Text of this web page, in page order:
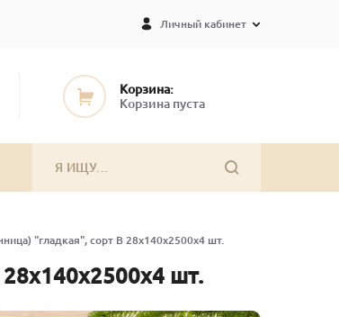
Личный кабинет
Корзина:
Корзина пуста
"гладкая", сорт В 28х140х2500х4 шт.
шт.